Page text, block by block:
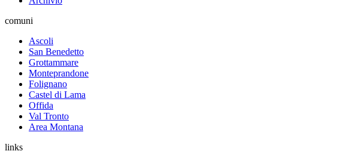
comuni
Ascoli
San Benedetto
Grottammare
Monteprandone
Folignano
Castel di Lama
Offida
Val Tronto
Area Montana
links